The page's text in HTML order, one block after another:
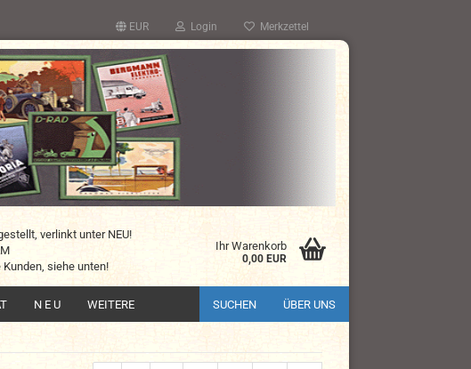
EUR Login Merkzettel
verlinkt unter NEU!
siehe unten!
Ihr Warenkorb
0,00 EUR
N E U SUCHEN ÜBER UNS
WEITERE